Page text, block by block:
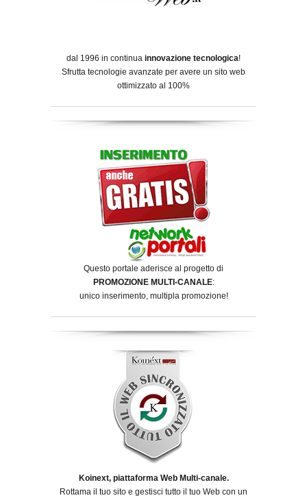
dal 1996 in continua innovazione tecnologica!
Sfrutta tecnologie avanzate per avere un sito web
ottimizzato al 100%
Questo portale aderisce al progetto di
PROMOZIONE MULTI-CANALE:
unico inserimento, multipla promozione!
Koinext, piattaforma Web Multi-canale.
Rottama il tuo sito e gestisci tutto il tuo Web con un